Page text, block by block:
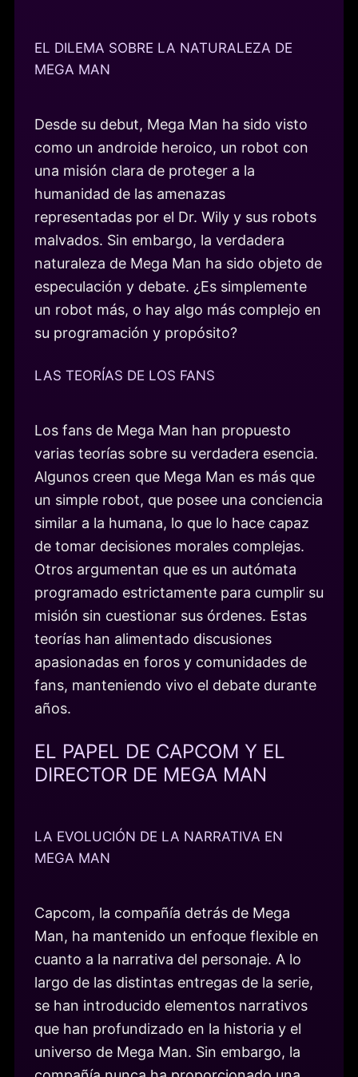
EL DILEMA SOBRE LA NATURALEZA DE
MEGA MAN
Desde su debut, Mega Man ha sido visto
como un androide heroico, un robot con
una misión clara de proteger a la
humanidad de las amenazas
representadas por el Dr. Wily y sus robots
malvados. Sin embargo, la verdadera
naturaleza de Mega Man ha sido objeto de
especulación y debate. ¿Es simplemente
un robot más, o hay algo más complejo en
su programación y propósito?
LAS TEORÍAS DE LOS FANS
Los fans de Mega Man han propuesto
varias teorías sobre su verdadera esencia.
Algunos creen que Mega Man es más que
un simple robot, que posee una conciencia
similar a la humana, lo que lo hace capaz
de tomar decisiones morales complejas.
Otros argumentan que es un autómata
programado estrictamente para cumplir su
misión sin cuestionar sus órdenes. Estas
teorías han alimentado discusiones
apasionadas en foros y comunidades de
fans, manteniendo vivo el debate durante
años.
EL PAPEL DE CAPCOM Y EL
DIRECTOR DE MEGA MAN
LA EVOLUCIÓN DE LA NARRATIVA EN
MEGA MAN
Capcom, la compañía detrás de Mega
Man, ha mantenido un enfoque flexible en
cuanto a la narrativa del personaje. A lo
largo de las distintas entregas de la serie,
se han introducido elementos narrativos
que han profundizado en la historia y el
universo de Mega Man. Sin embargo, la